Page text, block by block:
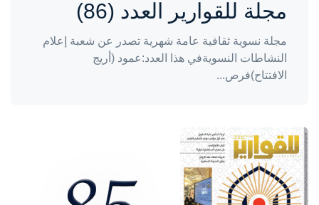
مجلة للقوارير العدد (86)
مجلة نسوية ثقافية عامة شهرية تصدر عن شعبة إعلام
النشاطات النسويةفي هذا العدد:عمود (أريج
الافتتاح)فرص...
واحة المرأة
منذ 7 أشهر